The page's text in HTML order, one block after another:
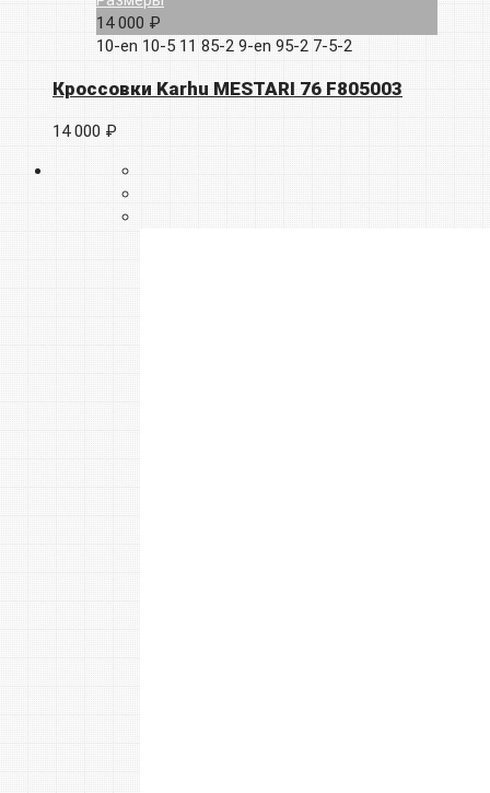
14 000 ₽
10-en 10-5 11 85-2 9-en 95-2 7-5-2
Кроссовки Karhu MESTARI 76 F805003
14 000 ₽